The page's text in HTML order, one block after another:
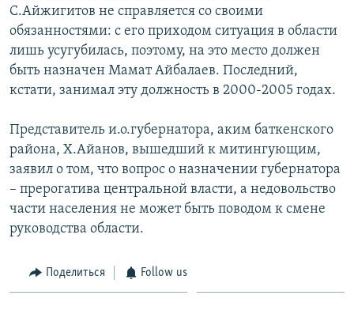
С.Айжигитов не справляется со своими
обязанностями: с его приходом ситуация в области
лишь усугубилась, поэтому, на это место должен
быть назначен Мамат Айбалаев. Последний,
кстати, занимал эту должность в 2000-2005 годах.
Представитель и.о.губернатора, аким баткенского
района, Х.Айанов, вышедший к митингующим,
заявил о том, что вопрос о назначении губернатора
– прерогатива центральной власти, а недовольство
части населения не может быть поводом к смене
руководства области.
Поделиться Follow us